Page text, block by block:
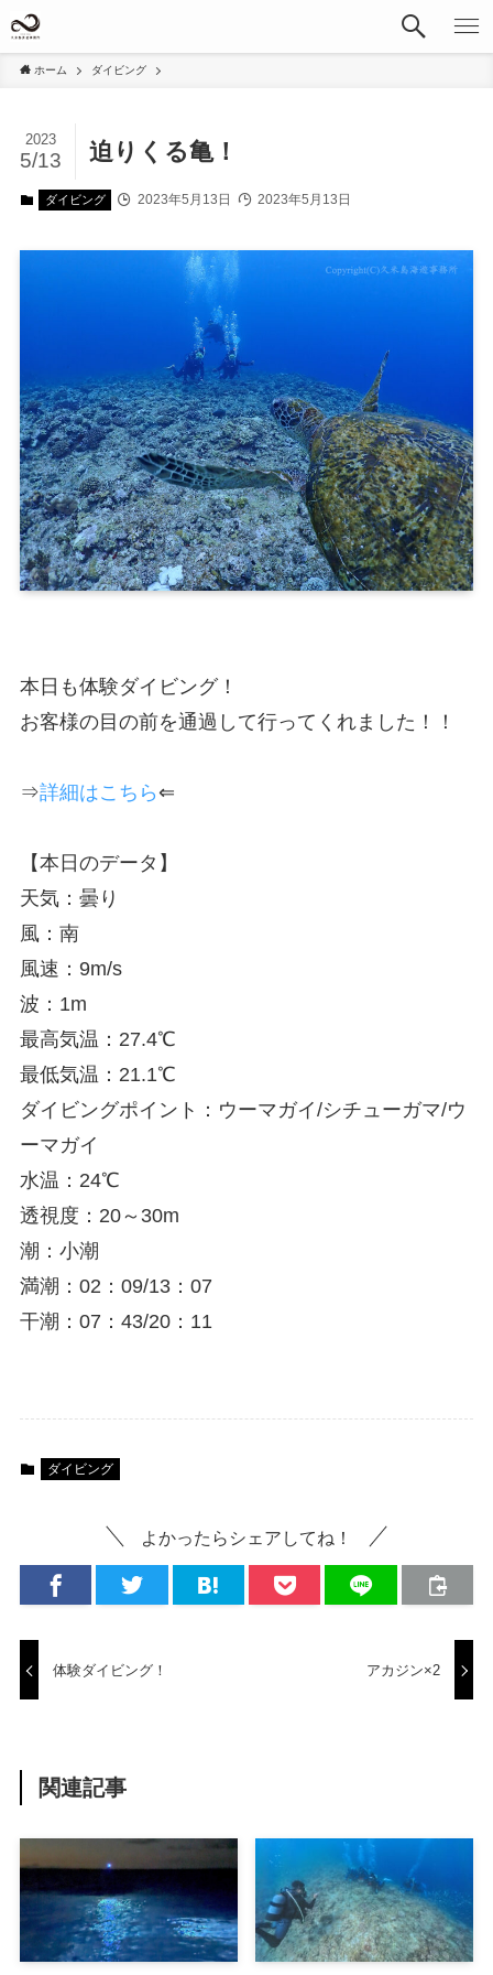
ホーム ダイビング
迫りくる亀！
2023
5/13
ダイビング 2023年5月13日 2023年5月13日
本日も体験ダイビング！
お客様の目の前を通過して行ってくれました！！
⇒詳細はこちら ⇐
【本日のデータ】
天気：曇り
風：南
風速：9m/s
波：1m
最高気温：27.4℃
最低気温：21.1℃
ダイビングポイント：ウーマガイ/シチューガマ/ウ
ーマガイ
水温：24℃
透視度：20～30m
潮：小潮
満潮：02：09/13：07
干潮：07：43/20：11
ダイビング
よかったらシェアしてね！
体験ダイビング！ アカジン×2
関連記事